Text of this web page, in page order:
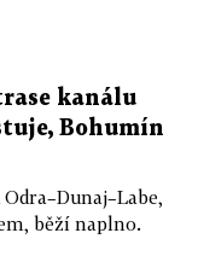
kanálu
Bohumín
běží naplno.